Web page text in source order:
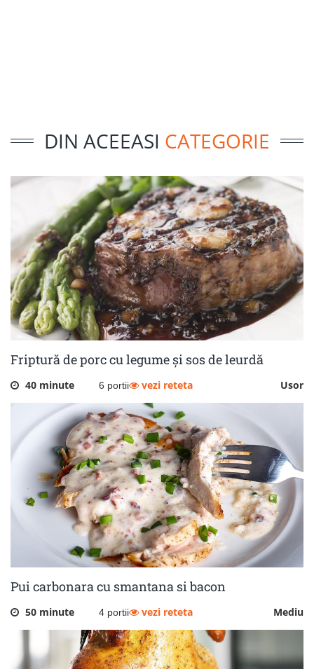
DIN ACEEASI CATEGORIE
Friptură de porc cu legume și sos de leurdă
40 minute 6 portii Usor
vezi reteta
Pui carbonara cu smantana si bacon
50 minute 4 portii Mediu
vezi reteta